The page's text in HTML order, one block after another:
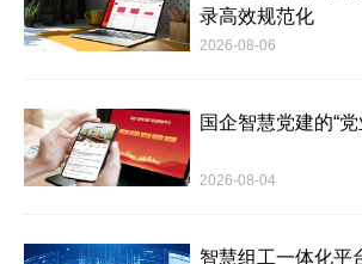
录高效规范化
2026-08-06
国企智慧党建的“
2026-08-04
智慧组工一体化平